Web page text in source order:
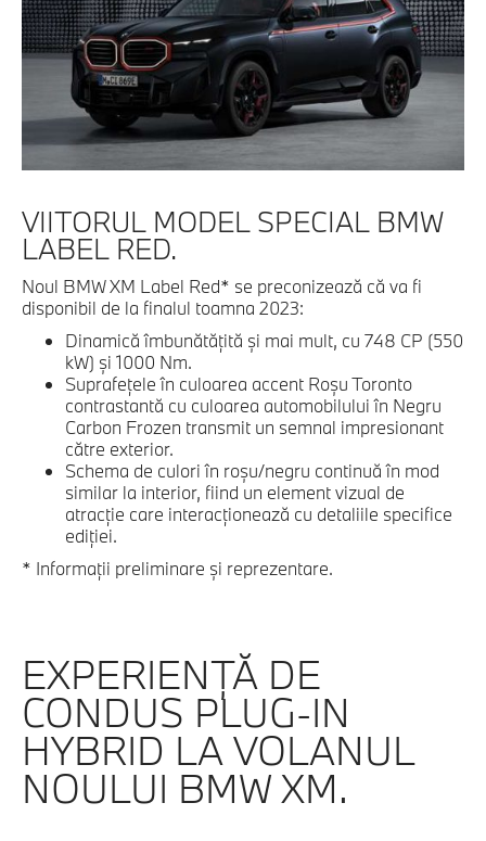
VIITORUL MODEL SPECIAL BMW
LABEL RED.
Noul BMW XM Label Red* se preconizează că va fi
disponibil de la finalul toamna 2023:
Dinamică îmbunătăţită şi mai mult, cu 748 CP (550
kW) şi 1000 Nm.
Suprafeţele în culoarea accent Roşu Toronto
contrastantă cu culoarea automobilului în Negru
Carbon Frozen transmit un semnal impresionant
către exterior.
Schema de culori în roşu/negru continuă în mod
similar la interior, fiind un element vizual de
atracţie care interacţionează cu detaliile specifice
ediţiei.
* Informaţii preliminare şi reprezentare.
EXPERIENŢĂ DE
CONDUS PLUG-IN
HYBRID LA VOLANUL
NOULUI BMW XM.